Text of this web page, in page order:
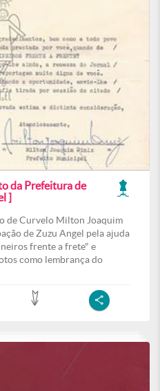
da Prefeitura de
]
de Curvelo Milton Joaquim
de Zuzu Angel pela ajuda
frente a frete" e
como lembrança do